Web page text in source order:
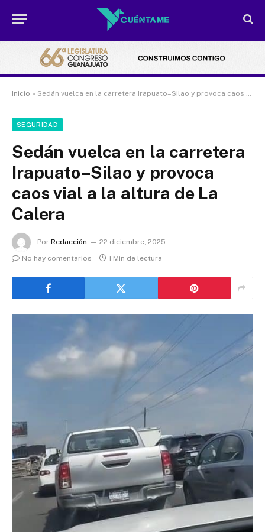
Inicio » Sedán vuelca en la carretera Irapuato–Silao y provoca caos vial a la altura de La Calera
SEGURIDAD
Sedán vuelca en la carretera
Irapuato–Silao y provoca
caos vial a la altura de La
Calera
Por Redacción
22 diciembre, 2025
No hay comentarios
1 Min de lectura